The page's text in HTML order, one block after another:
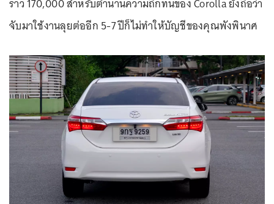
จับมาใช้งานลุยต่ออีก 5-7 ปีก็ไม่ทำให้บัญชีของคุณพังพินาศ